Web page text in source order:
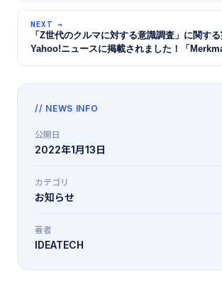
NEXT →
「Z世代のクルマに対する意識調査」に関する
Yahoo!ニュースに掲載されました！「
// NEWS INFO
公開日
2022年1月13日
カテゴリ
お知らせ
著者
IDEATECH